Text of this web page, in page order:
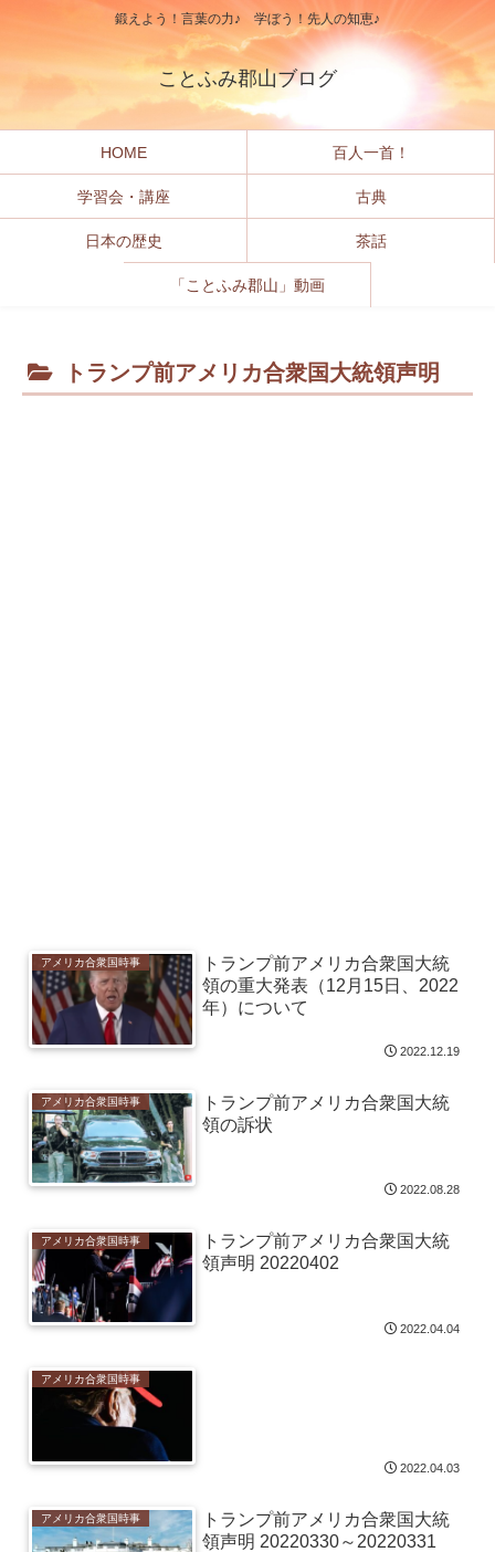
鍛えよう！言葉の力♪ 学ぼう！先人の知恵♪
ことふみ郡山ブログ
HOME 百人一首！
学習会・講座 古典
日本の歴史 茶話
「ことふみ郡山」動画
トランプ前アメリカ合衆国大統領声明
アメリカ合衆国時事
トランプ前アメリカ合衆国大統
領の重大発表（12月15日、2022
年）について
2022.12.19
アメリカ合衆国時事
トランプ前アメリカ合衆国大統
領の訴状
2022.08.28
アメリカ合衆国時事
トランプ前アメリカ合衆国大統
領声明 20220402
2022.04.04
アメリカ合衆国時事
2022.04.03
アメリカ合衆国時事
トランプ前アメリカ合衆国大統
領声明 20220330～20220331